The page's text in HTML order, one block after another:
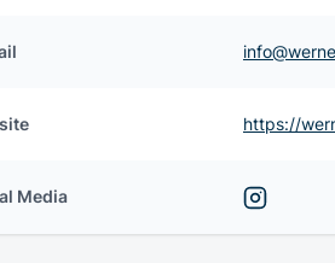
https://
Media